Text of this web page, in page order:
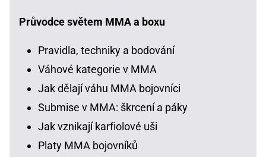
Průvodce světem MMA a boxu
Pravidla, techniky a bodování
Váhové kategorie v MMA
Jak dělají váhu MMA bojovníci
Submise v MMA: škrcení a páky
Jak vznikají karfiolové uši
Platy MMA bojovníků